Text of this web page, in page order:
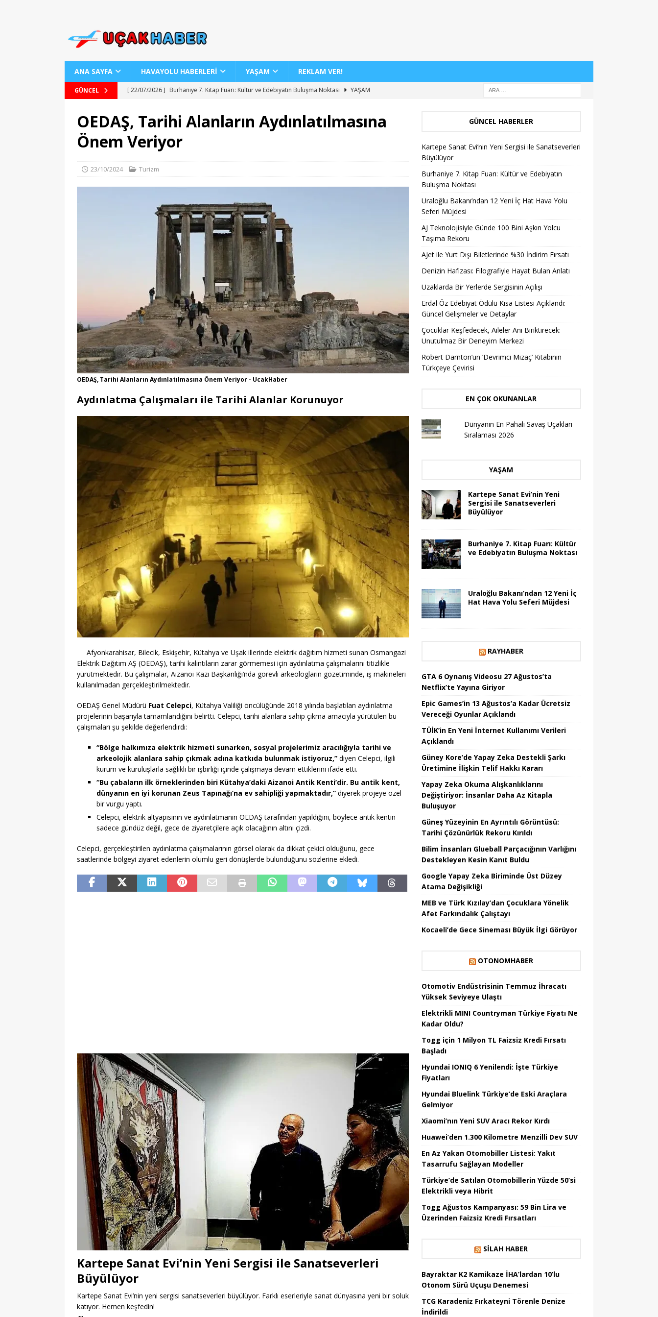
ANA SAYFA HAVAYOLU HABERLERİ YAŞAM REKLAM VER!
GÜNCEL [ 22/07/2026 ] Burhaniye 7. Kitap Fuarı: Kültür ve Edebiyatın Buluşma Noktası
YAŞAM
[ 22/07/2026 ]
AJ Teknolojisiyle Günde 100 Bini Aşkın Yolcu Taşıma Rekoru
AJET
[ 22/07/2026 ] AJet ile Yurt Dışı Biletlerinde %30 İndirim Fırsatı
OEDAŞ, Tarihi Alanların Aydınlatılmasına
Önem Veriyor
23/10/2024 Turizm
OEDAŞ, Tarihi Alanların Aydınlatılmasına Önem Veriyor - UcakHaber
Aydınlatma Çalışmaları ile Tarihi Alanlar Korunuyor
Afyonkarahisar, Bilecik, Eskişehir, Kütahya ve Uşak illerinde elektrik dağıtım hizmeti sunan Osmangazi
Elektrik Dağıtım AŞ (OEDAŞ), tarihi kalıntıların zarar görmemesi için aydınlatma çalışmalarını titizlikle
yürütmektedir. Bu çalışmalar, Aizanoi Kazı Başkanlığı’nda görevli arkeologların gözetiminde, iş makineleri
kullanılmadan gerçekleştirilmektedir.
OEDAŞ Genel Müdürü Fuat Celepci, Kütahya Valiliği öncülüğünde 2018 yılında başlatılan aydınlatma
projelerinin başarıyla tamamlandığını belirtti. Celepci, tarihi alanlara sahip çıkma amacıyla yürütülen bu
çalışmaları şu şekilde değerlendirdi:
“Bölge halkımıza elektrik hizmeti sunarken, sosyal projelerimiz aracılığıyla tarihi ve
arkeolojik alanlara sahip çıkmak adına katkıda bulunmak istiyoruz,” diyen Celepci, ilgili
kurum ve kuruluşlarla sağlıklı bir işbirliği içinde çalışmaya devam ettiklerini ifade etti.
“Bu çabaların ilk örneklerinden biri Kütahya’daki Aizanoi Antik Kenti’dir. Bu antik kent,
dünyanın en iyi korunan Zeus Tapınağı’na ev sahipliği yapmaktadır,” diyerek projeye özel
bir vurgu yaptı.
Celepci, elektrik altyapısının ve aydınlatmanın OEDAŞ tarafından yapıldığını, böylece antik kentin
sadece gündüz değil, gece de ziyaretçilere açık olacağının altını çizdi.
Celepci, gerçekleştirilen aydınlatma çalışmalarının görsel olarak da dikkat çekici olduğunu, gece
saatlerinde bölgeyi ziyaret edenlerin olumlu geri dönüşlerde bulunduğunu sözlerine ekledi.
Kartepe Sanat Evi’nin Yeni Sergisi ile Sanatseverleri
Büyülüyor
Kartepe Sanat Evi’nin yeni sergisi sanatseverleri büyülüyor. Farklı eserleriyle sanat dünyasına yeni bir soluk
katıyor. Hemen keşfedin!
GÜNCEL HABERLER
Kartepe Sanat Evi’nin Yeni Sergisi ile Sanatseverleri
Büyülüyor
Burhaniye 7. Kitap Fuarı: Kültür ve Edebiyatın
Buluşma Noktası
Uraloğlu Bakanı’ndan 12 Yeni İç Hat Hava Yolu
Seferi Müjdesi
AJ Teknolojisiyle Günde 100 Bini Aşkın Yolcu
Taşıma Rekoru
AJet ile Yurt Dışı Biletlerinde %30 İndirim Fırsatı
Denizin Hafızası: Filografiyle Hayat Bulan Anlatı
Uzaklarda Bir Yerlerde Sergisinin Açılışı
Erdal Öz Edebiyat Ödülü Kısa Listesi Açıklandı:
Güncel Gelişmeler ve Detaylar
Çocuklar Keşfedecek, Aileler Anı Biriktirecek:
Unutulmaz Bir Deneyim Merkezi
Robert Darnton’un ’Devrimci Mizaç’ Kitabının
Türkçeye Çevirisi
EN ÇOK OKUNANLAR
Dünyanın En Pahalı Savaş Uçakları
Sıralaması 2026
YAŞAM
Kartepe Sanat Evi’nin Yeni
Sergisi ile Sanatseverleri
Büyülüyor
Burhaniye 7. Kitap Fuarı: Kültür
ve Edebiyatın Buluşma Noktası
Uraloğlu Bakanı’ndan 12 Yeni İç
Hat Hava Yolu Seferi Müjdesi
RAYHABER
GTA 6 Oynanış Videosu 27 Ağustos’ta
Netflix’te Yayına Giriyor
Epic Games’in 13 Ağustos’a Kadar Ücretsiz
Vereceği Oyunlar Açıklandı
TÜİK’in En Yeni İnternet Kullanımı Verileri
Açıklandı
Güney Kore’de Yapay Zeka Destekli Şarkı
Üretimine İlişkin Telif Hakkı Kararı
Yapay Zeka Okuma Alışkanlıklarını
Değiştiriyor: İnsanlar Daha Az Kitapla
Buluşuyor
Güneş Yüzeyinin En Ayrıntılı Görüntüsü:
Tarihi Çözünürlük Rekoru Kırıldı
Bilim İnsanları Glueball Parçacığının Varlığını
Destekleyen Kesin Kanıt Buldu
Google Yapay Zeka Biriminde Üst Düzey
Atama Değişikliği
MEB ve Türk Kızılay’dan Çocuklara Yönelik
Afet Farkındalık Çalıştayı
Kocaeli’de Gece Sineması Büyük İlgi Görüyor
OTONOMHABER
Otomotiv Endüstrisinin Temmuz İhracatı
Yüksek Seviyeye Ulaştı
Elektrikli MINI Countryman Türkiye Fiyatı Ne
Kadar Oldu?
Togg için 1 Milyon TL Faizsiz Kredi Fırsatı
Başladı
Hyundai IONIQ 6 Yenilendi: İşte Türkiye
Fiyatları
Hyundai Bluelink Türkiye’de Eski Araçlara
Gelmiyor
Xiaomi’nın Yeni SUV Aracı Rekor Kırdı
Huawei’den 1.300 Kilometre Menzilli Dev SUV
En Az Yakan Otomobiller Listesi: Yakıt
Tasarrufu Sağlayan Modeller
Türkiye’de Satılan Otomobillerin Yüzde 50’si
Elektrikli veya Hibrit
Togg Ağustos Kampanyası: 59 Bin Lira ve
Üzerinden Faizsiz Kredi Fırsatları
SILAH HABER
Bayraktar K2 Kamikaze İHA’lardan 10’lu
Otonom Sürü Uçuşu Denemesi
TCG Karadeniz Fırkateyni Törenle Denize
İndirildi